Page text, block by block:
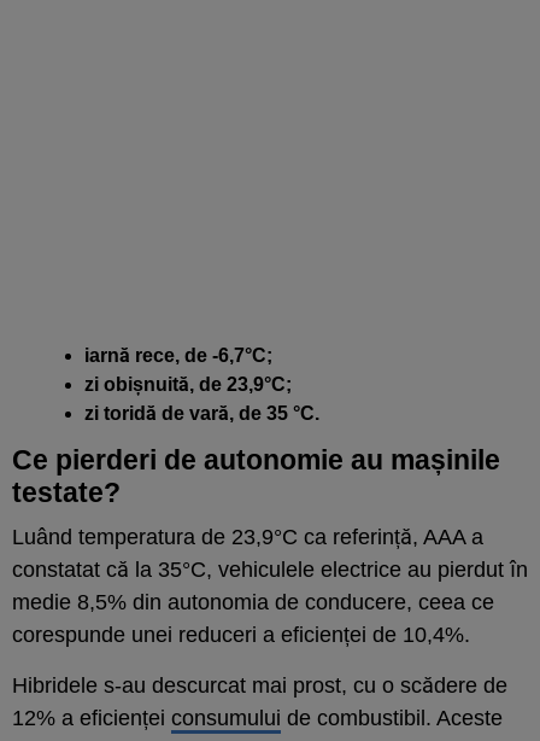
iarnă rece, de -6,7°C;
zi obișnuită, de 23,9°C;
zi toridă de vară, de 35 °C.
Ce pierderi de autonomie au mașinile
testate?
Luând temperatura de 23,9°C ca referință, AAA a
constatat că la 35°C, vehiculele electrice au pierdut în
medie 8,5% din autonomia de conducere, ceea ce
corespunde unei reduceri a eficienței de 10,4%.
Hibridele s-au descurcat mai prost, cu o scădere de
12% a eficienței consumului de combustibil. Aceste